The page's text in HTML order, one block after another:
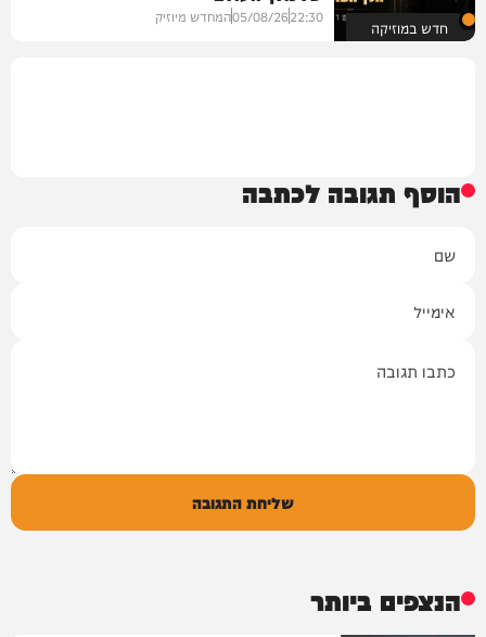
חדש במוזיקה 22:30
05/08/26המחדש מיוזיק
הוסף תגובה לכתבה
שליחת התגובה
הנצפים ביותר